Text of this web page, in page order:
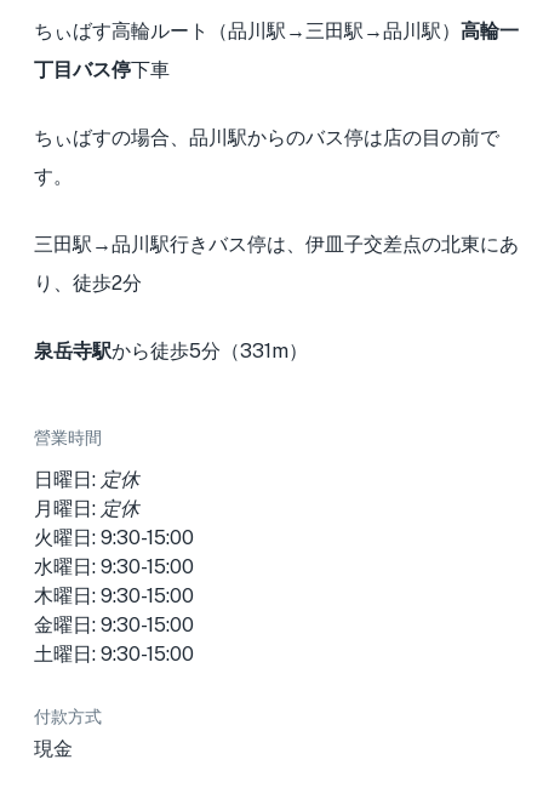
ちぃばす高輪ルート（品川駅→三田駅→品川駅） 高輪一
丁目バス停下車
ちぃばすの場合、品川駅からのバス停は店の目の前で
す。
三田駅→品川駅行きバス停は、伊皿子交差点の北東にあ
り、徒歩2分
泉岳寺駅から徒歩5分（331m）
營業時間
日曜日: 定休
月曜日: 定休
火曜日: 9:30-15:00
水曜日: 9:30-15:00
木曜日: 9:30-15:00
金曜日: 9:30-15:00
土曜日: 9:30-15:00
付款方式
現金